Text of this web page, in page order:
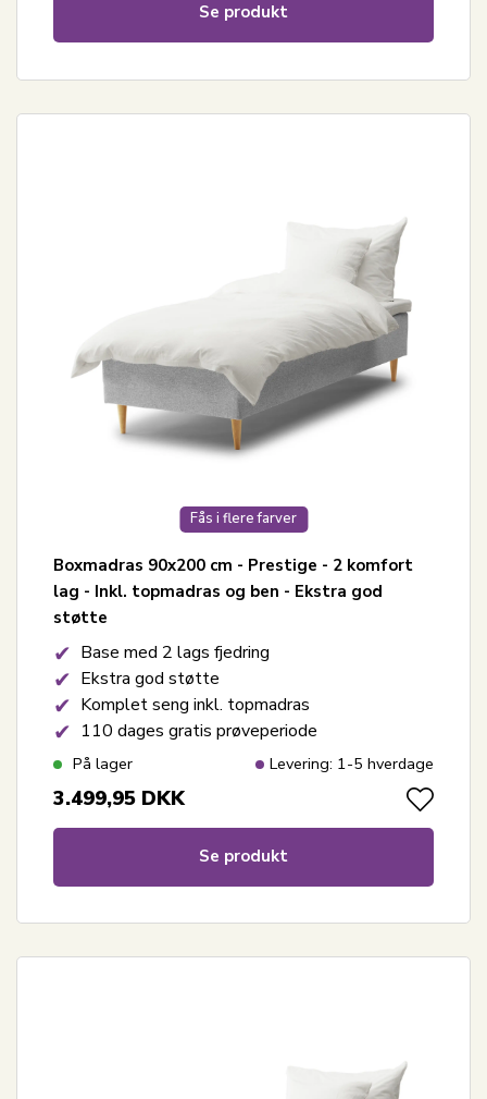
Se produkt
Fås i flere farver
Boxmadras 90x200 cm - Prestige - 2 komfort
lag - Inkl. topmadras og ben - Ekstra god
støtte
På lager Levering: 1-5 hverdage
Base med 2 lags fjedring
Ekstra god støtte
Komplet seng inkl. topmadras
110 dages gratis prøveperiode
3.499,95 DKK
Se produkt